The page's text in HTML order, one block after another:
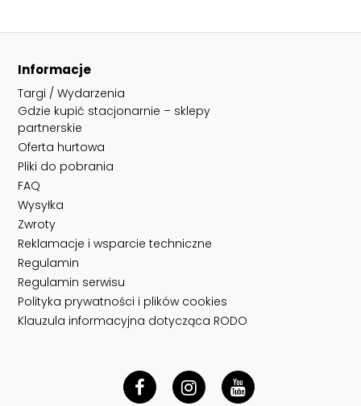
Informacje
Targi / Wydarzenia
Gdzie kupić stacjonarnie – sklepy
partnerskie
Oferta hurtowa
Pliki do pobrania
FAQ
Wysyłka
Zwroty
Reklamacje i wsparcie techniczne
Regulamin
Regulamin serwisu
Polityka prywatności i plików cookies
Klauzula informacyjna dotycząca RODO